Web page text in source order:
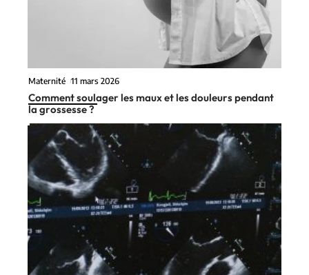
Maternité 11 mars 2026
Comment soulager les maux et les douleurs pendant
la grossesse ?